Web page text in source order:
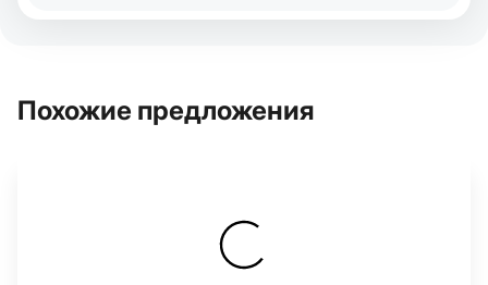
Похожие предложения